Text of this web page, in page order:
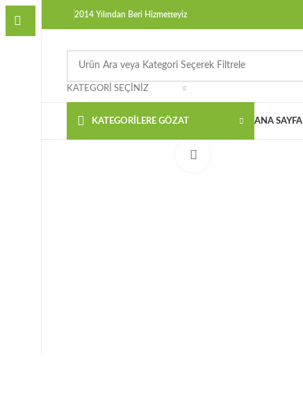
2014 Yılından Beri Hizmetteyiz
KATEGORI SEÇINIZ
KATEGORILERE GÖZAT ANA SAYFA